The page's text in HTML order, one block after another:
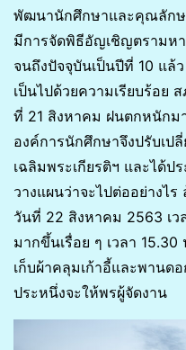
พัฒนานักศึกษาและคุณลัก
มีการจัดพิธีอัญเชิญตรามห
จนถึงปัจจุบันเป็นปีที่ 10 แ
เป็นไปด้วยความเรียบร้อย
ที่ 21 สิงหาคม ฝนตกหนักม
องค์การนักศึกษาจึงปรับเป
เฉลิมพระเกียรติฯ และได้
วางแผนว่าจะไปต่ออย่างไ
วันที่ 22 สิงหาคม 2563 เว
มากขึ้นเรื่อย ๆ เวลา
เก็บผ้าคลุมเก้าอี้และพานด
ประหนึ่งจะให้พรผู้จัดงาน